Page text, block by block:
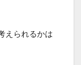
えられるかは